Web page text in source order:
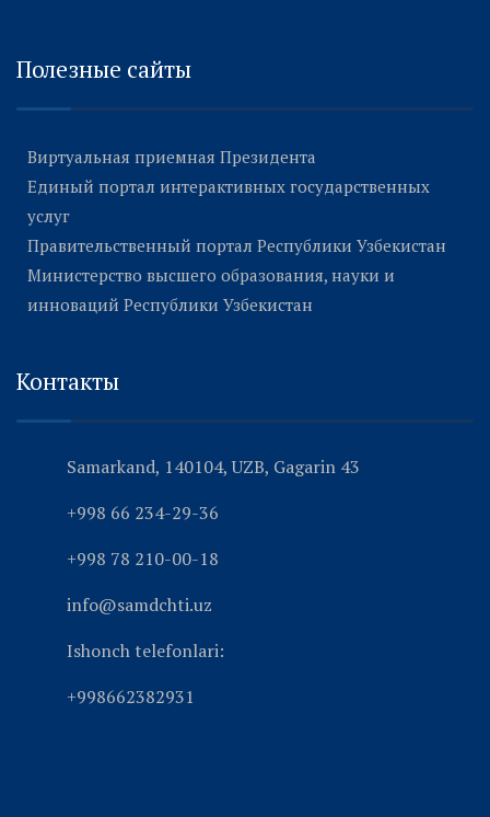
Полезные сайты
Виртуальная приемная Президента
Единый портал интерактивных государственных
услуг
Правительственный портал Республики Узбекистан
Министерство высшего образования, науки и
инноваций Республики Узбекистан
Контакты
Samarkand, 140104, UZB, Gagarin 43
+998 66 234-29-36
+998 78 210-00-18
info@samdchti.uz
Ishonch telefonlari:
+998662382931